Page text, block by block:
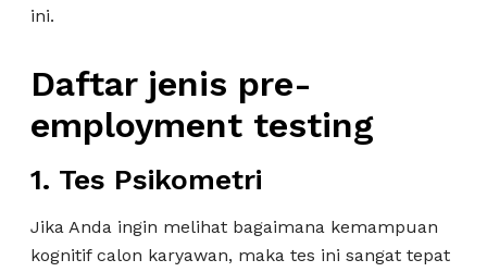
ini.
Daftar jenis pre-
employment testing
1. Tes Psikometri
Jika Anda ingin melihat bagaimana kemampuan
kognitif calon karyawan, maka tes ini sangat tepat